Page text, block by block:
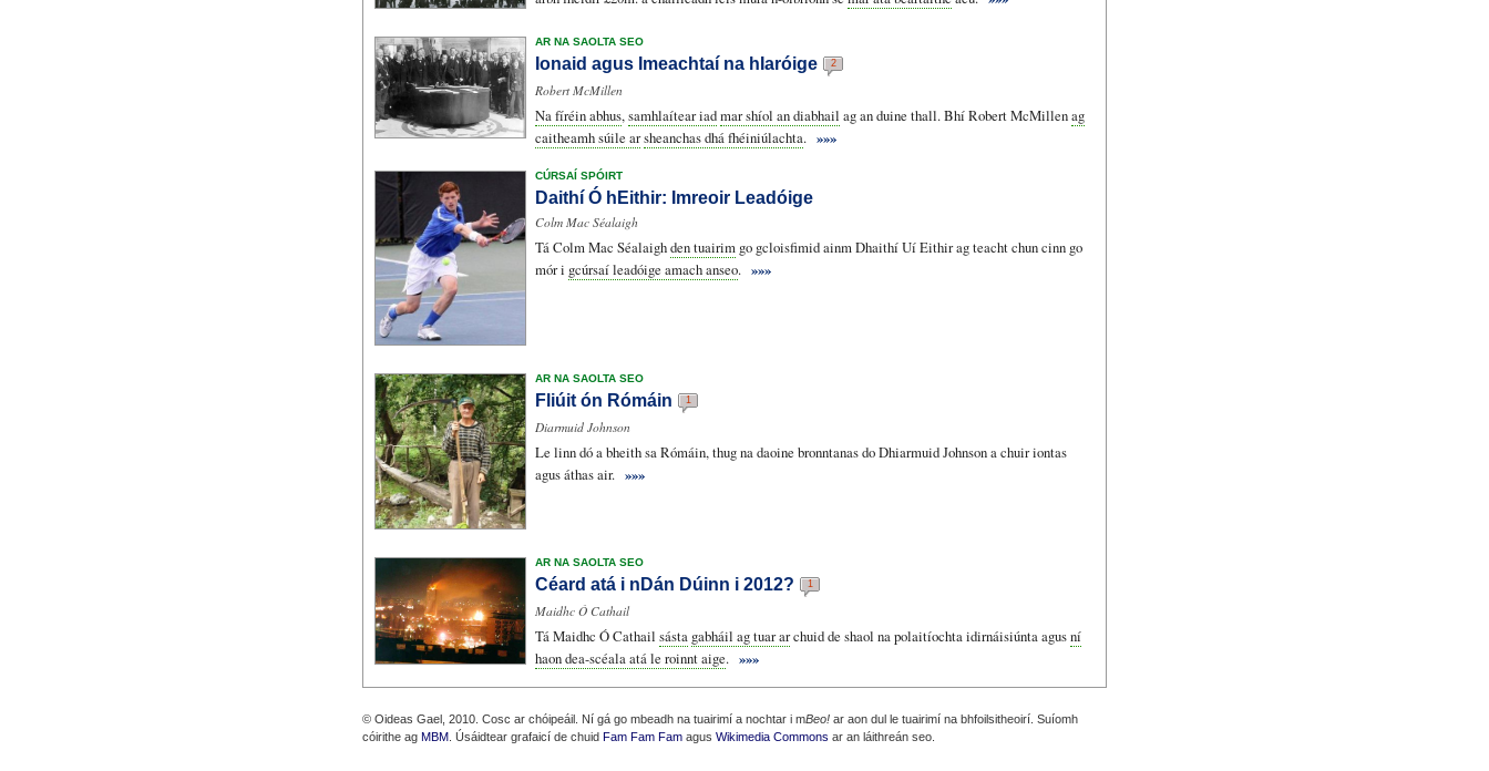
AR NA SAOLTA SEO
Ionaid agus Imeachtaí na hIaróige 2
Robert McMillen
Na fíréin abhus,samhlaítear iadmar shíol an diabhail ag an duine thall. Bhí Robert McMillenag
caitheamh súile arsheanchas dhá fhéiniúlachta. »»»
CÚRSAÍ SPÓIRT
Daithí Ó hEithir: Imreoir Leadóige
Colm Mac Séalaigh
Tá Colm Mac Séalaighden tuairim go gcloisfimid ainm Dhaithí Uí Eithir ag teacht chun cinn go
mór i gcúrsaí leadóige amach anseo. »»»
AR NA SAOLTA SEO
Fliúit ón Rómáin 1
Diarmuid Johnson
Le linn dó a bheith sa Rómáin, thug na daoine bronntanas do Dhiarmuid Johnson a chuir iontas
agus áthas air. »»»
AR NA SAOLTA SEO
Céard atá i nDán Dúinn i 2012? 1
Maidhc Ó Cathail
Tá Maidhc Ó Cathail sásta gabháil ag tuar archuid de shaol na polaitíochta idirnáisiúnta agusní
haon dea-scéala atá le roinnt aige. »»»
© Oideas Gael, 2010. Cosc ar chóipeáil. Ní gá go mbeadh na tuairimí a nochtar i mBeo! ar aon dul le tuairimí na bhfoilsitheoirí. Suíomh
cóirithe ag MBM . Úsáidtear grafaicí de chuid Fam Fam Fam agus Wikimedia Commons ar an láithreán seo.